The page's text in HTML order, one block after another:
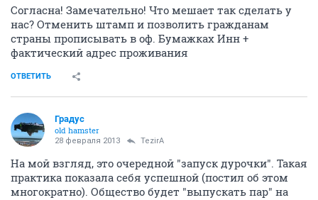
Согласна! Замечательно! Что мешает так сделать у
нас? Отменить штамп и позволить гражданам
страны прописывать в оф. Бумажках Инн +
фактический адрес проживания
ОТВЕТИТЬ
Градус
old hamster
28 февраля 2013 TezirA
На мой взгляд, это очередной "запуск дурочки". Такая
практика показала себя успешной (постил об этом
многократно). Общество будет "выпускать пар" на